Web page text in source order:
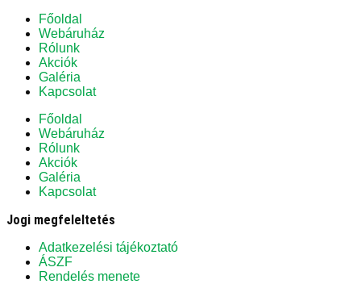
Főoldal
Webáruház
Rólunk
Akciók
Galéria
Kapcsolat
Főoldal
Webáruház
Rólunk
Akciók
Galéria
Kapcsolat
Jogi megfeleltetés
Adatkezelési tájékoztató
ÁSZF
Rendelés menete